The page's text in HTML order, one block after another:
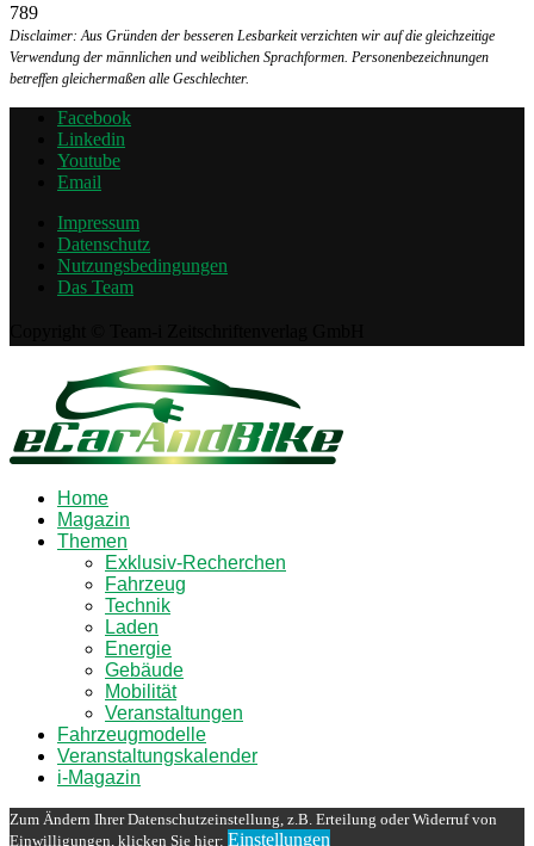
789
Disclaimer: Aus Gründen der besseren Lesbarkeit verzichten wir auf die gleichzeitige
Verwendung der männlichen und weiblichen Sprachformen. Personenbezeichnungen
betreffen gleichermaßen alle Geschlechter.
Facebook
Linkedin
Youtube
Email
Impressum
Datenschutz
Nutzungsbedingungen
Das Team
Home
Magazin
Themen
Exklusiv-Recherchen
Fahrzeug
Technik
Laden
Energie
Gebäude
Mobilität
Veranstaltungen
Fahrzeugmodelle
Veranstaltungskalender
i-Magazin
Zum Ändern Ihrer Datenschutzeinstellung, z.B. Erteilung oder Widerruf von
Einwilligungen, klicken Sie hier: Einstellungen